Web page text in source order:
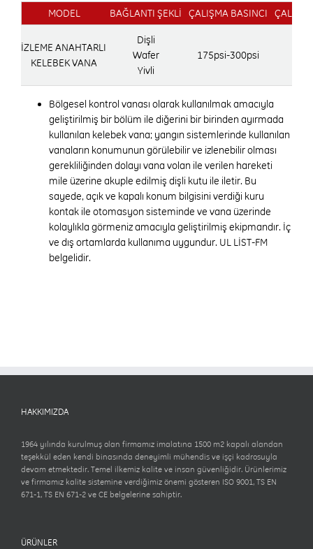
MODEL BAĞLANTI ŞEKLİ ÇALIŞMA BASINCI
İZLEME ANAHTARLI
KELEBEK VANA
Dişli
Wafer
Yivli
175psi-300psi
Bölgesel kontrol vanası olarak kullanılmak amacıyla
geliştirilmiş bir bölüm ile diğerini bir birinden ayırmada
kullanılan kelebek vana; yangın sistemlerinde kullanılan
vanaların konumunun görülebilir ve izlenebilir olması
gerekliliğinden dolayı vana volan ile verilen hareketi
mile üzerine akuple edilmiş dişli kutu ile iletir. Bu
sayede, açık ve kapalı konum bilgisini verdiği kuru
kontak ile otomasyon sisteminde ve vana üzerinde
kolaylıkla görmeniz amacıyla geliştirilmiş ekipmandır. İç
ve dış ortamlarda kullanıma uygundur. UL LİST-FM
belgelidir.
HAKKIMIZDA
1964 yılında kurulmuş olan firmamız imalatına 1500 m2 kapalı alandan
teşekkül eden kendi binasında deneyimli mühendis ve işçi kadrosuyla
devam etmektedir. Temel ilkemiz kalite ve insan güvenliğidir. Ürünlerimiz
ve firmamız kalite sistemine verdiğimiz önemi gösteren ISO 9001, TS EN
671-1, TS EN 671-2 ve CE belgelerine sahiptir.
ÜRÜNLER